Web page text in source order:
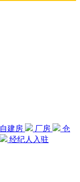
自建房 厂房
仓
经纪人入驻